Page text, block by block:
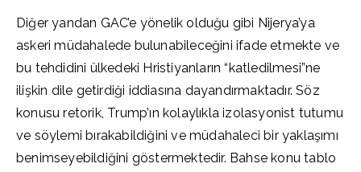
Diğer yandan GAC’e yönelik olduğu gibi Nijerya’ya
askeri müdahalede bulunabileceğini ifade etmekte ve
bu tehdidini ülkedeki Hristiyanların “katledilmesi”ne
ilişkin dile getirdiği iddiasına dayandırmaktadır. Söz
konusu retorik, Trump’ın kolaylıkla izolasyonist tutumu
ve söylemi bırakabildiğini ve müdahaleci bir yaklaşımı
benimseyebildiğini göstermektedir. Bahse konu tablo